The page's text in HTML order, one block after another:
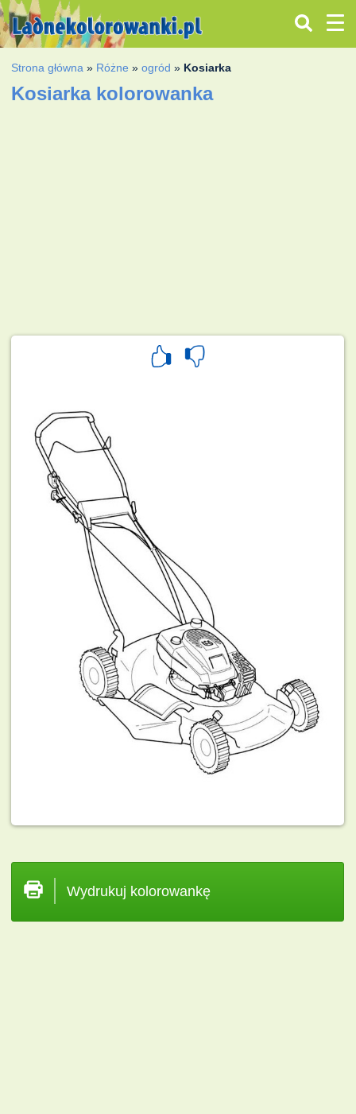
Strona główna » Różne »ogród » Kosiarka
Kosiarka kolorowanka
Wydrukuj kolorowankę